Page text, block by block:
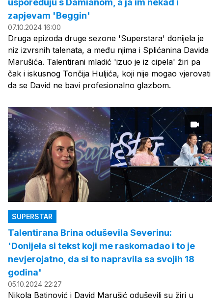
uspoređuju s Damianom, a ja im nekad i
zapjevam 'Beggin'
07.10.2024 16:00
Druga epizoda druge sezone 'Superstara' donijela je
niz izvrsnih talenata, a među njima i Splićanina Davida
Marušića. Talentirani mladić 'izuo je iz cipela' žiri pa
čak i iskusnog Tončija Huljića, koji nije mogao vjerovati
da se David ne bavi profesionalno glazbom.
SUPERSTAR
Talentirana Brina oduševila Severinu:
'Donijela si tekst koji me raskomadao i to je
nevjerojatno, da si to napravila sa svojih 18
godina'
05.10.2024 22:27
Nikola Batinović i David Marušić oduševili su žiri u